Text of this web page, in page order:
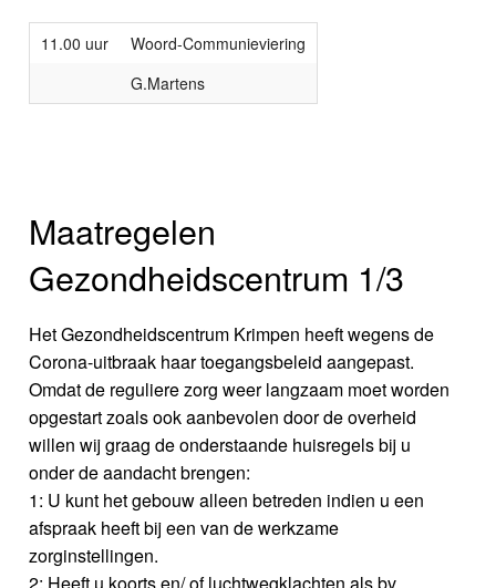
11.00 uur
Woord-Communieviering
G.Martens
Maatregelen
Gezondheidscentrum 1/3
Het Gezondheidscentrum Krimpen heeft wegens de
Corona-uitbraak haar toegangsbeleid aangepast.
Omdat de reguliere zorg weer langzaam moet worden
opgestart zoals ook aanbevolen door de overheid
willen wij graag de onderstaande huisregels bij u
onder de aandacht brengen:
1: U kunt het gebouw alleen betreden indien u een
afspraak heeft bij een van de werkzame
zorginstellingen.